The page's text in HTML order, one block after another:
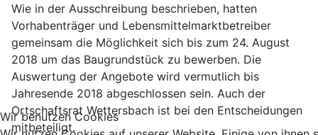
Wie in der Ausschreibung beschrieben, hatten
Vorhabenträger und Lebensmittelmarktbetreiber
gemeinsam die Möglichkeit sich bis zum 24. August
2018 um das Baugrundstück zu bewerben. Die
Auswertung der Angebote wird vermutlich bis
Jahresende 2018 abgeschlossen sein. Auch der
Ortschaftsrat Wettersbach ist bei den Entscheidungen
mitbeteiligt.
Wir benutzen Cookies